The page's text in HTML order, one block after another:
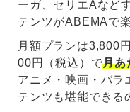
ーガ、セリエAなど
テンツがABEMAで
月額プランは3,800
00円（税込）で月あ
アニメ・映画・バラ
テンツも堪能できる